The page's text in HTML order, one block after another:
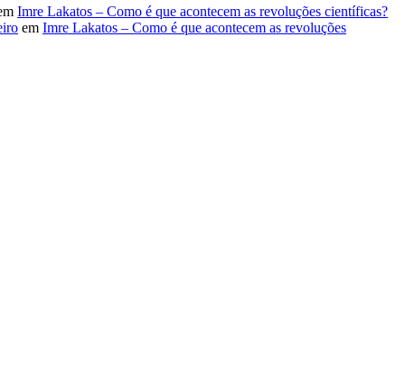
Imre Lakatos – Como é que acontecem as revoluções científicas?
em Imre Lakatos – Como é que acontecem as revoluções